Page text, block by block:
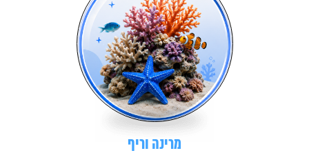
מרינה וריף